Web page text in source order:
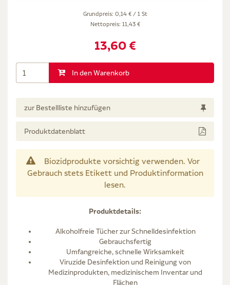
Grundpreis: 0,14 € / 1 St
Nettopreis: 11,43 €
13,60 €
In den Warenkorb
zur Bestellliste hinzufügen
Produktdatenblatt
Biozidprodukte vorsichtig verwenden. Vor
Gebrauch stets Etikett und Produktinformation
lesen.
Produktdetails:
Alkoholfreie Tücher zur Schnelldesinfektion
Gebrauchsfertig
Umfangreiche, schnelle Wirksamkeit
Viruzide Desinfektion und Reinigung von
Medizinprodukten, medizinischem Inventar und
Flächen